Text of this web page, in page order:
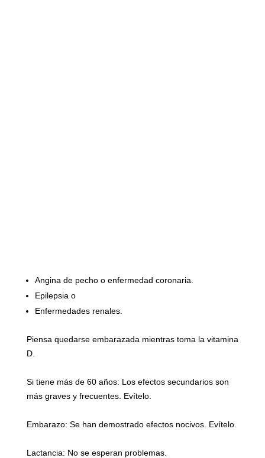
Angina de pecho o enfermedad coronaria.
Epilepsia o
Enfermedades renales.
Piensa quedarse embarazada mientras toma la vitamina
D.
Si tiene más de 60 años: Los efectos secundarios son
más graves y frecuentes. Evítelo.
Embarazo: Se han demostrado efectos nocivos. Evítelo.
Lactancia: No se esperan problemas.